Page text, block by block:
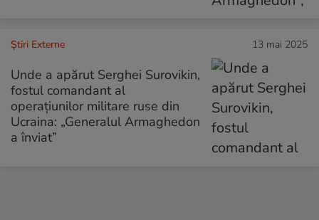
Știri Externe 13 mai 2025
Unde a apărut Serghei Surovikin,
fostul comandant al
operațiunilor militare ruse din
Ucraina: „Generalul Armaghedon
a înviat”